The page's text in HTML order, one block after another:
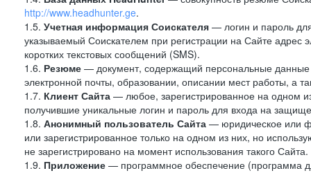
http://www.headhunter.ge.
1.5. Учетная информация Соискателя — логин и пароль
указываемый Соискателем при регистрации на Сайте
коротких текстовых сообщений (SMS).
1.6. Резюме — документ, содержащий персональные
электронной почты, образовании, описании мест работы, а
1.7. Клиент Сайта — любое, зарегистрированное на одном
получившие уникальные логин и пароль для входа на
1.8. Анонимный пользователь Сайта — юридическое или
или зарегистрированное только на одном из них, но
не зарегистрировано на момент использования такого Сайта.
1.9. Приложение — программное обеспечение (программа